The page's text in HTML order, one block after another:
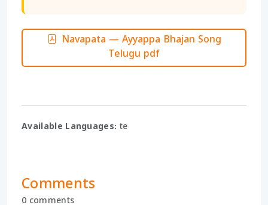
Navapata — Ayyappa Bhajan Song
Telugu pdf
Available Languages: te
Comments
0 comments